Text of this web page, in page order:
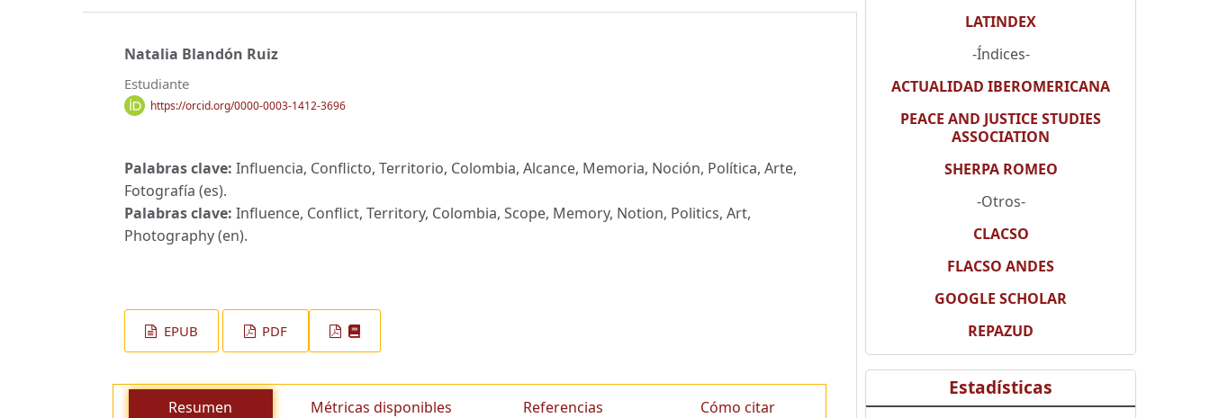
Natalia Blandón Ruiz
Estudiante
https://orcid.org/0000-0003-1412-3696
Palabras clave: Influencia, Conflicto, Territorio, Colombia, Alcance, Memoria, Noción, Política, Arte,
Fotografía (es).
Palabras clave: Influence, Conflict, Territory, Colombia, Scope, Memory, Notion, Politics, Art,
Photography (en).
EPUB PDF
Resumen Métricas disponibles Referencias Cómo citar
LATINDEX
-Índices-
ACTUALIDAD IBEROMERICANA
PEACE AND JUSTICE STUDIES
ASSOCIATION
SHERPA ROMEO
-Otros-
CLACSO
FLACSO ANDES
GOOGLE SCHOLAR
REPAZUD
Estadísticas